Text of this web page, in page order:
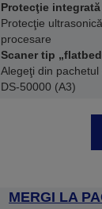
Protecţie integrată
Protecţie
procesare
Scaner tip
Alegeţi din
DS-50000 (A3)
MERGI LA